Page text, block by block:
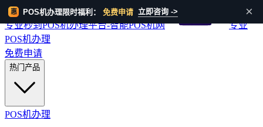
惠 POS机办理限时福利： 免费申请 立即咨询 -> ×
专业秒到POS机办理平台-智能POS机网
专业
POS机办理
免费申请
热门产品
POS机办理